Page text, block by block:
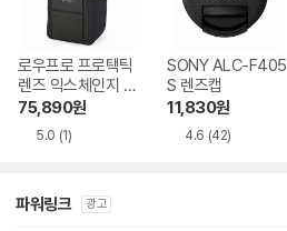
로우프로 프로택틱
렌즈 익스체인지 10
0 AW 렌즈케이스
75,890원
5.0 (1)
SONY ALC-F405
S 렌즈캡
11,830원
4.6 (42)
파워링크 광고